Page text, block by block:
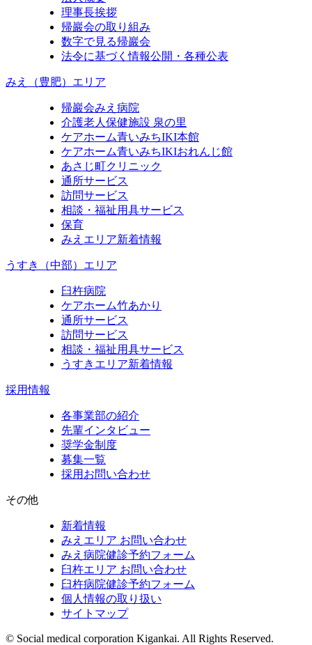
理事長挨拶
帰巖会の取り組み
数字で見る帰巖会
法令に基づく情報公開・各種公表
みえ（豊肥）エリア
帰巖会みえ病院
介護老人保健施設 泉の里
ケアホーム青いみちIKI本館
ケアホーム青いみちIKIおれんじ館
あさじ町クリニック
通所サービス
訪問サービス
相談・福祉用具サービス
保育
みえエリア新着情報
うすき（中部）エリア
臼杵病院
ケアホーム竹あかり
通所サービス
訪問サービス
相談・福祉用具サービス
うすきエリア新着情報
採用情報
各事業部の紹介
先輩インタビュー
奨学金制度
募集一覧
採用お問い合わせ
その他
新着情報
みえエリア お問い合わせ
みえ病院健診予約フォーム
臼杵エリア お問い合わせ
臼杵病院健診予約フォーム
個人情報の取り扱い
サイトマップ
© Social medical corporation Kigankai. All Rights Reserved.